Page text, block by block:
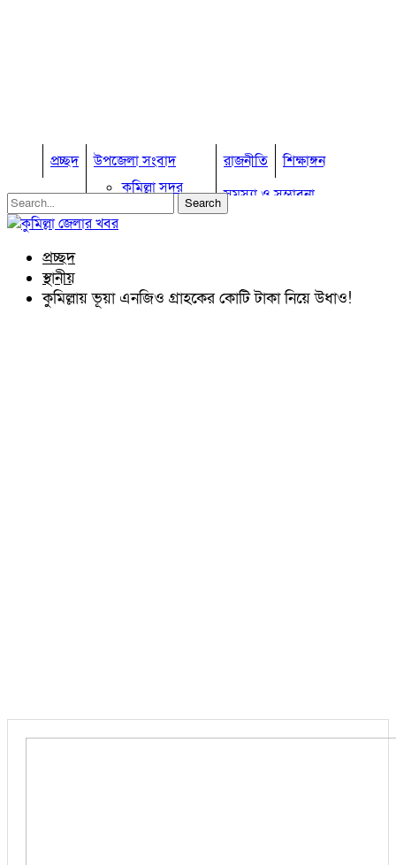
প্রচ্ছদ
উপজেলা সংবাদ
কুমিল্লা সদর
কুমিল্লা সদর দক্ষিণ
চৌদ্দগ্রাম
নাঙ্গলকোট
রাজনীতি
শিক্ষাঙ্গন
সমস্যা ও সম্ভাবনা
অন্যান্য
প্রচ্ছদ
স্থানীয়
কুমিল্লায় ভূয়া এনজিও গ্রাহকের কোটি টাকা নিয়ে উধাও!